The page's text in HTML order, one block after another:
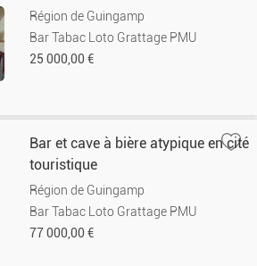
Région de Guingamp
Bar Tabac Loto Grattage PMU
25 000,00 €
Bar et cave à bière atypique en cité
touristique
Région de Guingamp
Bar Tabac Loto Grattage PMU
77 000,00 €